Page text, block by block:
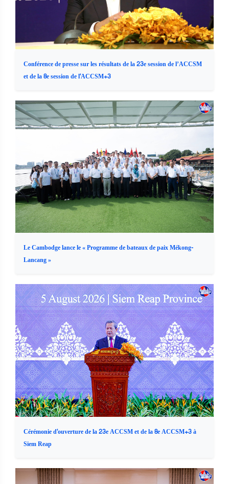
Conférence de presse sur les résultats de la 23e session de l’ACCSM
et de la 8e session de l'ACCSM+3
Le Cambodge lance le « Programme de bateaux de paix Mékong-
Lancang »
Cérémonie d'ouverture de la 23e ACCSM et de la 8e ACCSM+3 à
Siem Reap